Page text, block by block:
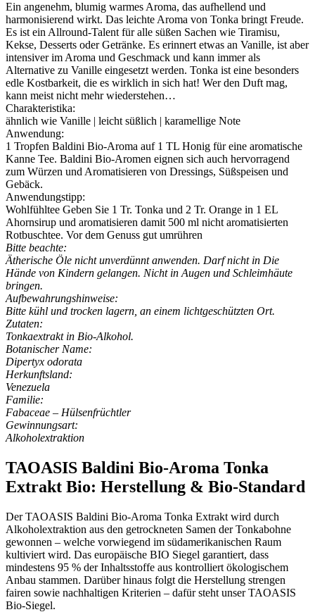
Ein angenehm, blumig warmes Aroma, das aufhellend und
harmonisierend wirkt. Das leichte Aroma von Tonka bringt Freude.
Es ist ein Allround-Talent für alle süßen Sachen wie Tiramisu,
Kekse, Desserts oder Getränke. Es erinnert etwas an Vanille, ist aber
intensiver im Aroma und Geschmack und kann immer als
Alternative zu Vanille eingesetzt werden. Tonka ist eine besonders
edle Kostbarkeit, die es wirklich in sich hat! Wer den Duft mag,
kann meist nicht mehr wiederstehen…
Charakteristika:
ähnlich wie Vanille | leicht süßlich | karamellige Note
Anwendung:
1 Tropfen Baldini Bio-Aroma auf 1 TL Honig für eine aromatische
Kanne Tee. Baldini Bio-Aromen eignen sich auch hervorragend
zum Würzen und Aromatisieren von Dressings, Süßspeisen und
Gebäck.
Anwendungstipp:
Wohlfühltee Geben Sie 1 Tr. Tonka und 2 Tr. Orange in 1 EL
Ahornsirup und aromatisieren damit 500 ml nicht aromatisierten
Rotbuschtee. Vor dem Genuss gut umrühren
Bitte beachte:
Ätherische Öle nicht unverdünnt anwenden. Darf nicht in Die
Hände von Kindern gelangen. Nicht in Augen und Schleimhäute
bringen.
Aufbewahrungshinweise:
Bitte kühl und trocken lagern, an einem lichtgeschützten Ort.
Zutaten:
Tonkaextrakt in Bio-Alkohol.
Botanischer Name:
Dipertyx odorata
Herkunftsland:
Venezuela
Familie:
Fabaceae – Hülsenfrüchtler
Gewinnungsart:
Alkoholextraktion
TAOASIS Baldini Bio-Aroma Tonka
Extrakt Bio: Herstellung & Bio-Standard
Der TAOASIS Baldini Bio-Aroma Tonka Extrakt wird durch
Alkoholextraktion aus den getrockneten Samen der Tonkabohne
gewonnen – welche vorwiegend im südamerikanischen Raum
kultiviert wird. Das europäische BIO Siegel garantiert, dass
mindestens 95 % der Inhaltsstoffe aus kontrolliert ökologischem
Anbau stammen. Darüber hinaus folgt die Herstellung strengen
fairen sowie nachhaltigen Kriterien – dafür steht unser TAOASIS
Bio-Siegel.